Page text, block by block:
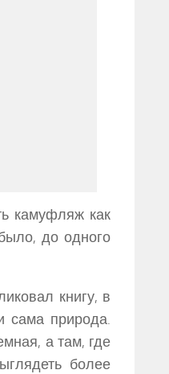
камуфляж как
до одного
книгу, в
сама природа.
а там, где
более